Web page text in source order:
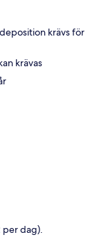
krävs för
krävas
per dag).